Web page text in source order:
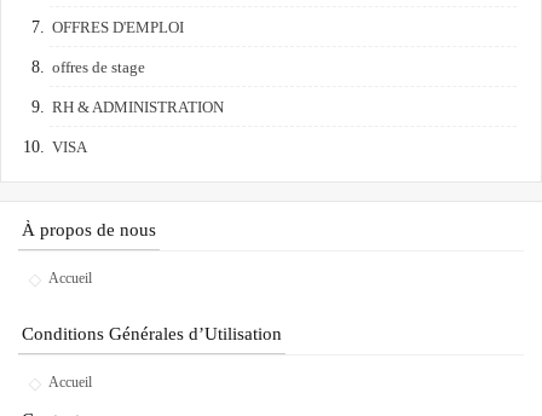
OFFRES D'EMPLOI
offres de stage
RH & ADMINISTRATION
VISA
À propos de nous
Accueil
Conditions Générales d’Utilisation
Accueil